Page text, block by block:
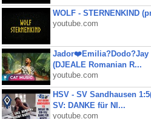
WOLF - STERNENKIND
youtube.com
Jador❤️Emilia?Dodo?Jay
(DJEALE Romanian R...
youtube.com
HSV - SV Sandhausen
SV: DANKE für NI...
youtube.com